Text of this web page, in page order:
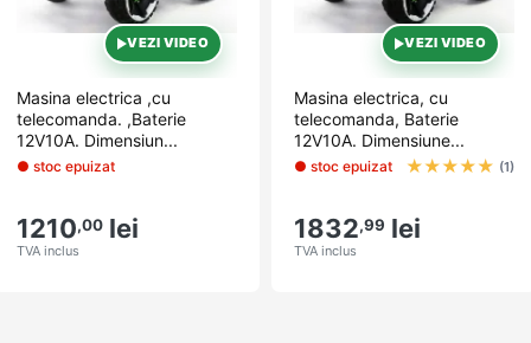
VEZI VIDEO
Masina electrica ,cu
telecomanda. ,Baterie
12V10A. Dimensiun...
● stoc epuizat
1210,00 lei
TVA inclus
VEZI VIDEO
Masina electrica, cu
telecomanda, Baterie
12V10A. Dimensiune...
● stoc epuizat ★★★★★ (1)
1832,99 lei
TVA inclus